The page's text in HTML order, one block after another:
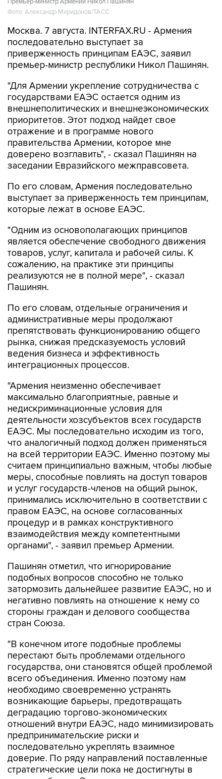
Фото: Александр Миридонов/ТАСС
Москва. 7 августа. INTERFAX.RU - Армения
последовательно выступает за
приверженность принципам ЕАЭС, заявил
премьер-министр республики Никол Пашинян.
"Для Армении укрепление сотрудничества с
государствами ЕАЭС остается одним из
внешнеполитических и внешнеэкономических
приоритетов. Этот подход найдет свое
отражение и в программе нового
правительства Армении, которое мне
доверено возглавить", - сказал Пашинян на
заседании Евразийского межправсовета.
По его словам, Армения последовательно
выступает за приверженность тем принципам,
которые лежат в основе ЕАЭС.
"Одним из основополагающих принципов
является обеспечение свободного движения
товаров, услуг, капитала и рабочей силы. К
сожалению, на практике эти принципы
реализуются не в полной мере", - сказал
Пашинян.
По его словам, отдельные ограничения и
административные меры продолжают
препятствовать функционированию общего
рынка, снижая предсказуемость условий
ведения бизнеса и эффективность
интеграционных процессов.
"Армения неизменно обеспечивает
максимально благоприятные, равные и
недискриминационные условия для
деятельности хозсубъектов всех государств
ЕАЭС. Мы последовательно исходим из того,
что аналогичный подход должен применяться
на всей территории ЕАЭС. Именно поэтому мы
считаем принципиально важным, чтобы любые
меры, способные повлиять на доступ товаров
и услуг государств-членов на общий рынок,
принимались исключительно в соответствии с
правом ЕАЭС, на основе согласованных
процедур и в рамках конструктивного
взаимодействия между компетентными
органами", - заявил премьер Армении.
Пашинян отметил, что игнорирование
подобных вопросов способно не только
затормозить дальнейшее развитие ЕАЭС, но и
негативно повлиять на отношение к нему со
стороны граждан и делового сообщества
стран Союза.
"В конечном итоге подобные проблемы
перестают быть проблемами отдельного
государства, они становятся общей проблемой
всего объединения. Именно поэтому нам
необходимо своевременно устранять
возникающие барьеры, предотвращать
деградацию торгово-экономических
отношений внутри ЕАЭС, надо минимизировать
предпринимательские риски и
последовательно укреплять взаимное
доверие. По ряду направлений поставленные
стратегические цели пока не достигнуты в